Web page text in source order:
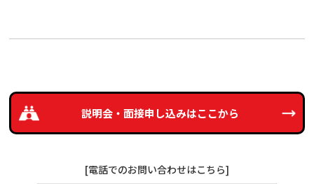
説明会・面接申し込みはここから
[電話でのお問い合わせはこちら]